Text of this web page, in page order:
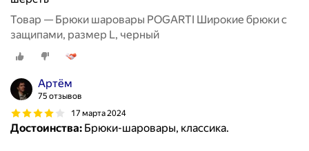
Товар — Брюки шаровары POGARTI Широкие брюки с
защипами, размер L, черный
Артём
75 отзывов
17 марта 2024
Достоинства: Брюки-шаровары, классика.